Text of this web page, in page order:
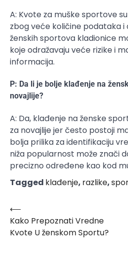
A: Kvote za muške sportove
zbog veće količine podataka i
ženskih sportova kladionice
koje odražavaju veće rizike i
informacija.
P: Da li je bolje klađenje na
novajlije?
A: Da, klađenje na ženske
za novajlije jer često postoji
bolja prilika za identifikaciju
niža popularnost može znači
precizno određene kao kod
Tagged klađenje, razlike,
Post
navigation
⟵
Kako Prepoznati Vredne
Kvote U ženskom Sportu?